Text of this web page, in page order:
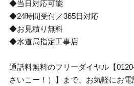
◆当日対応可能
◆24時間受付／365日対応
◆お見積り無料
◆水道局指定工事店
通話料無料のフリーダイヤル【
さいこー！）】まで、お気軽にお電